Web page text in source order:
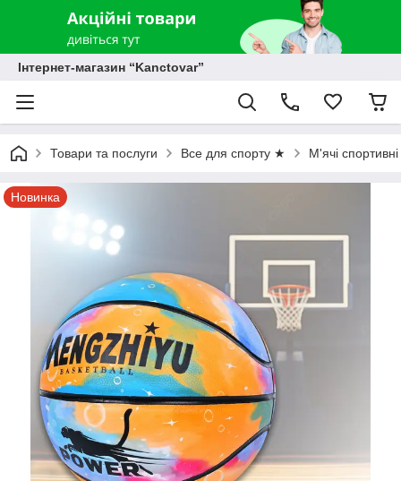
Інтернет-магазин “Kanctovar”
Товари та послуги Все для спорту ★ М'ячі спортивні
Новинка